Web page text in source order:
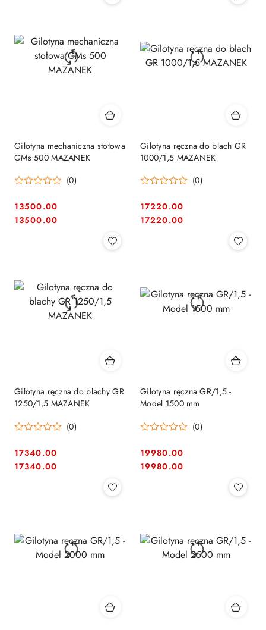
Gilotyna mechaniczna stołowa
GMs 500 MAZANEK
(0)
Cena:
13500.00
Cena:
13500.00
Gilotyna ręczna do blach GR
1000/1,5 MAZANEK
(0)
Cena:
17220.00
Cena:
17220.00
Gilotyna ręczna do blachy GR
1250/1,5 MAZANEK
(0)
Cena:
17340.00
Cena:
17340.00
Gilotyna ręczna GR/1,5 -
Model 1500 mm
(0)
Cena:
19980.00
Cena:
19980.00